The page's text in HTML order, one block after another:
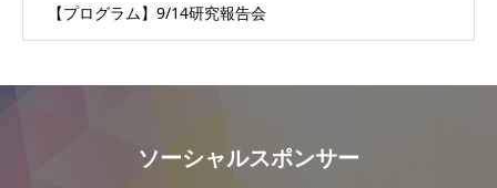
【プログラム】9/14研究報告会
ソーシャルスポンサー